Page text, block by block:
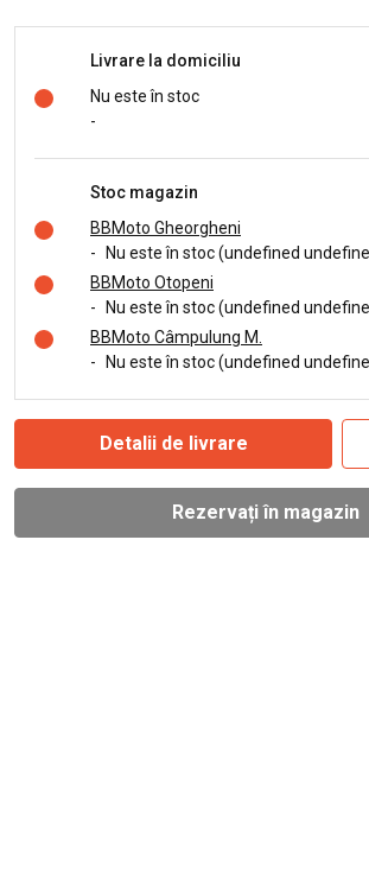
Livrare la domiciliu
Nu este în stoc
-
Stoc magazin
BBMoto Gheorgheni
-
Nu este în stoc (undefined
BBMoto Otopeni
-
Nu este în stoc (undefined
BBMoto Câmpulung M.
-
Nu este în stoc (undefined
Detalii de livrare
Rezervați în magazin